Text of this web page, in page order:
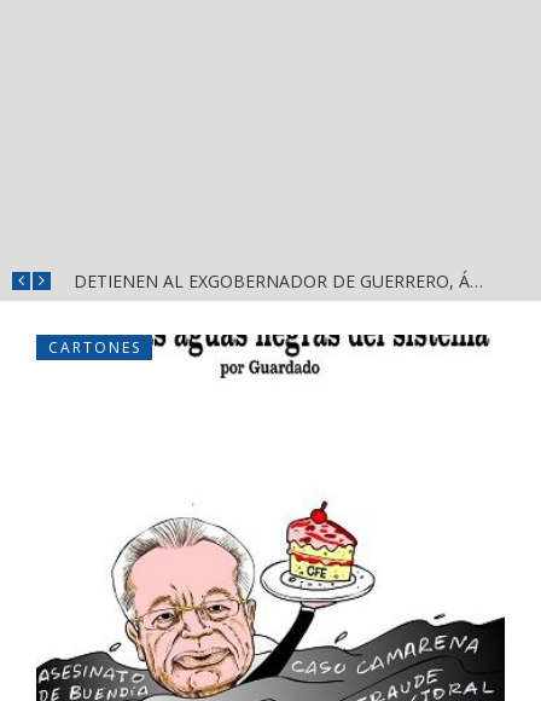
DETIENEN AL EXGOBERNADOR DE GUERRERO, ÁNGEL AGUIRRE RIVERO, POR PRESUNTO OCULTAMIENTO DE PRUEBAS EN EL CASO AYOTZINAPA
CARTONES